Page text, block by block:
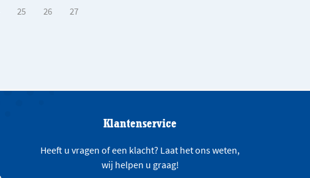
25 26 27
Klantenservice
Heeft u vragen of een klacht? Laat het ons weten,
wij helpen u graag!